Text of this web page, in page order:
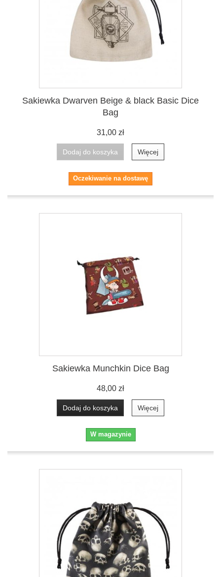
Sakiewka Dwarven Beige & black Basic Dice
Bag
31,00 zł
Dodaj do koszyka Więcej
Oczekiwanie na dostawę
Sakiewka Munchkin Dice Bag
48,00 zł
Dodaj do koszyka Więcej
W magazynie